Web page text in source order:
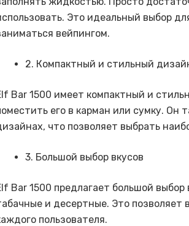
Это идеальный выбор
вейпингом.
2. Компактный и стильный
Bar 1500 имеет компактный и
его в карман или сумку. Он
что позволяет выбрать
3. Большой выбор вкусов
Bar 1500 предлагает большой
и десертные. Это позволяет
пользователя.